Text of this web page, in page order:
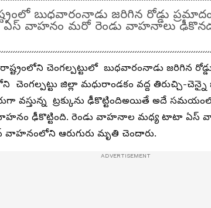
బుధవారంనాడు జరిగిన రోడ్డు
వాహనం మరో రెండు వాహనాలు
చెంగల్పట్టులో బుధవారంనాడు జరిగిన
చెంగల్పట్టు జిల్లా మధురాండకం వద్ద
వస్తున్న ట్రక్కును ఢీకొట్టిందిఅయితే అదే
ఢీకొట్టింది. రెండు వాహనాల మధ్య టాటా ఏస్
ఆరుగురు మృతి చెందారు.